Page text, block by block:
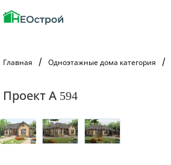
Главная Одноэтажные дома категория
Проект А 594